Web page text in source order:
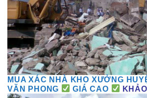
MUA XÁC NHÀ KHO XƯỞNG
VĂN PHONG
GIÁ CAO